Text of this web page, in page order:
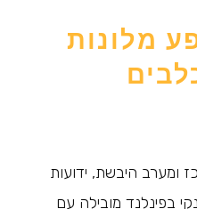
מלונות
ומערב היבשת, ידועות
בפינלנד מובילה עם